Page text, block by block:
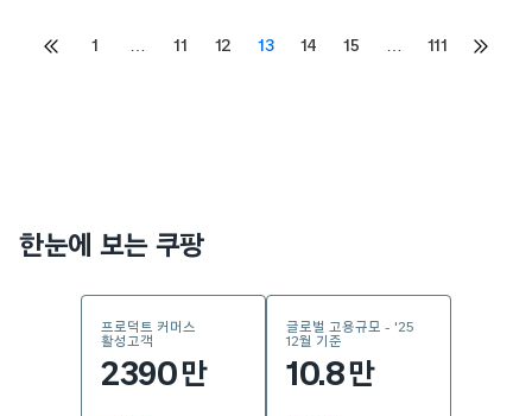
Posts
이전
1 … 11 12 13 14 15 … 111
다음
한눈에 보는 쿠팡
프로덕트 커머스
활성고객
2390만
글로벌 고용규모 - '25
12월 기준
10.8만